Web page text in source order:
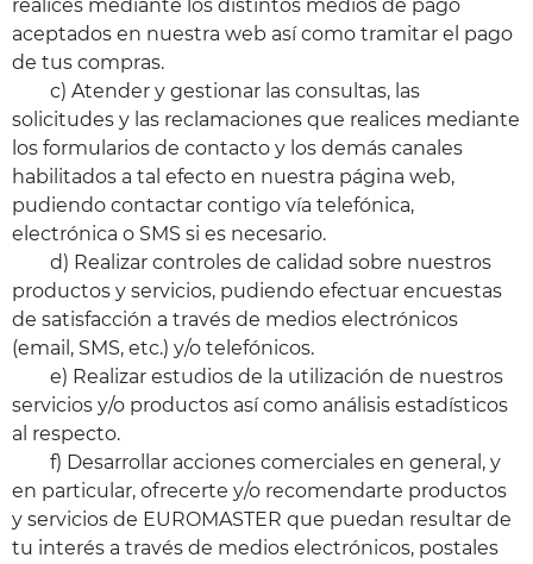
realices mediante los distintos medios de pago
aceptados en nuestra web así como tramitar el pago
de tus compras.
c) Atender y gestionar las consultas, las
solicitudes y las reclamaciones que realices mediante
los formularios de contacto y los demás canales
habilitados a tal efecto en nuestra página web,
pudiendo contactar contigo vía telefónica,
electrónica o SMS si es necesario.
d) Realizar controles de calidad sobre nuestros
productos y servicios, pudiendo efectuar encuestas
de satisfacción a través de medios electrónicos
(email, SMS, etc.) y/o telefónicos.
e) Realizar estudios de la utilización de nuestros
servicios y/o productos así como análisis estadísticos
al respecto.
f) Desarrollar acciones comerciales en general, y
en particular, ofrecerte y/o recomendarte productos
y servicios de EUROMASTER que puedan resultar de
tu interés a través de medios electrónicos, postales